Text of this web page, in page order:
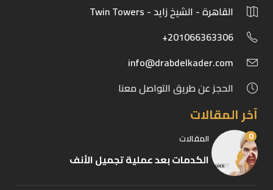
القاهرة - الشيخ زايد - Twin Towers
201066363306+
info@drabdelkader.com
الحجز عن طريق التواصل معنا
آخر المقالات
0 المقالات
الكدمات بعد عملية تجميل الأنف